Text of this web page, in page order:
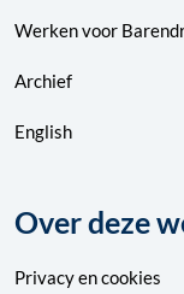
Werken voor
Archief
English
Over deze
Privacyencookies